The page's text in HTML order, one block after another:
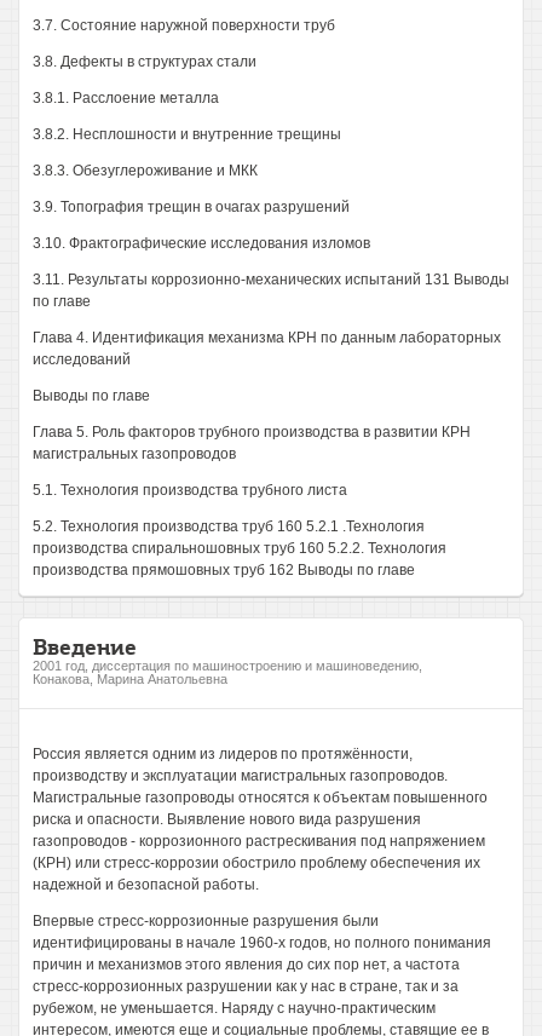
3.7. Состояние наружной поверхности труб
3.8. Дефекты в структурах стали
3.8.1. Расслоение металла
3.8.2. Несплошности и внутренние трещины
3.8.3. Обезуглероживание и МКК
3.9. Топография трещин в очагах разрушений
3.10. Фрактографические исследования изломов
3.11. Результаты коррозионно-механических испытаний 131 Выводы
по главе
Глава 4. Идентификация механизма КРН по данным лабораторных
исследований
Выводы по главе
Глава 5. Роль факторов трубного производства в развитии КРН
магистральных газопроводов
5.1. Технология производства трубного листа
5.2. Технология производства труб 160 5.2.1 .Технология
производства спиральношовных труб 160 5.2.2. Технология
производства прямошовных труб 162 Выводы по главе
Введение
2001 год, диссертация по машиностроению и машиноведению,
Конакова, Марина Анатольевна
Россия является одним из лидеров по протяжённости,
производству и эксплуатации магистральных газопроводов.
Магистральные газопроводы относятся к объектам повышенного
риска и опасности. Выявление нового вида разрушения
газопроводов - коррозионного растрескивания под напряжением
(КРН) или стресс-коррозии обострило проблему обеспечения их
надежной и безопасной работы.
Впервые стресс-коррозионные разрушения были
идентифицированы в начале 1960-х годов, но полного понимания
причин и механизмов этого явления до сих пор нет, а частота
стресс-коррозионных разрушении как у нас в стране, так и за
рубежом, не уменьшается. Наряду с научно-практическим
интересом, имеются еще и социальные проблемы, ставящие ее в